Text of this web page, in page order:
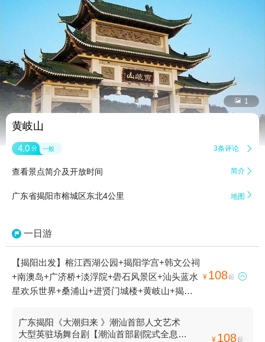
 1
黄岐山
4.0 分 一般 3条评论 
查看景点简介及开放时间 简介 
广东省揭阳市榕城区东北4公里 地图 
一日游
【揭阳出发】榕江西湖公园+揭阳学宫+韩文公祠
+南澳岛+广济桥+淡浮院+礐石风景区+汕头蓝水
星欢乐世界+桑浦山+进贤门城楼+黄岐山+揭阳
+汕头老城+牌坊街+揭阳楼+大潮归来舞台剧+双
峰寺+揭阳古城中山骑楼街+揭阳古城1日游
¥ 108起 
广东揭阳《大潮归来 》潮汕首部人文艺术
大型英驻场舞台剧【潮汕首部剧院式全息幻
¥ 108起